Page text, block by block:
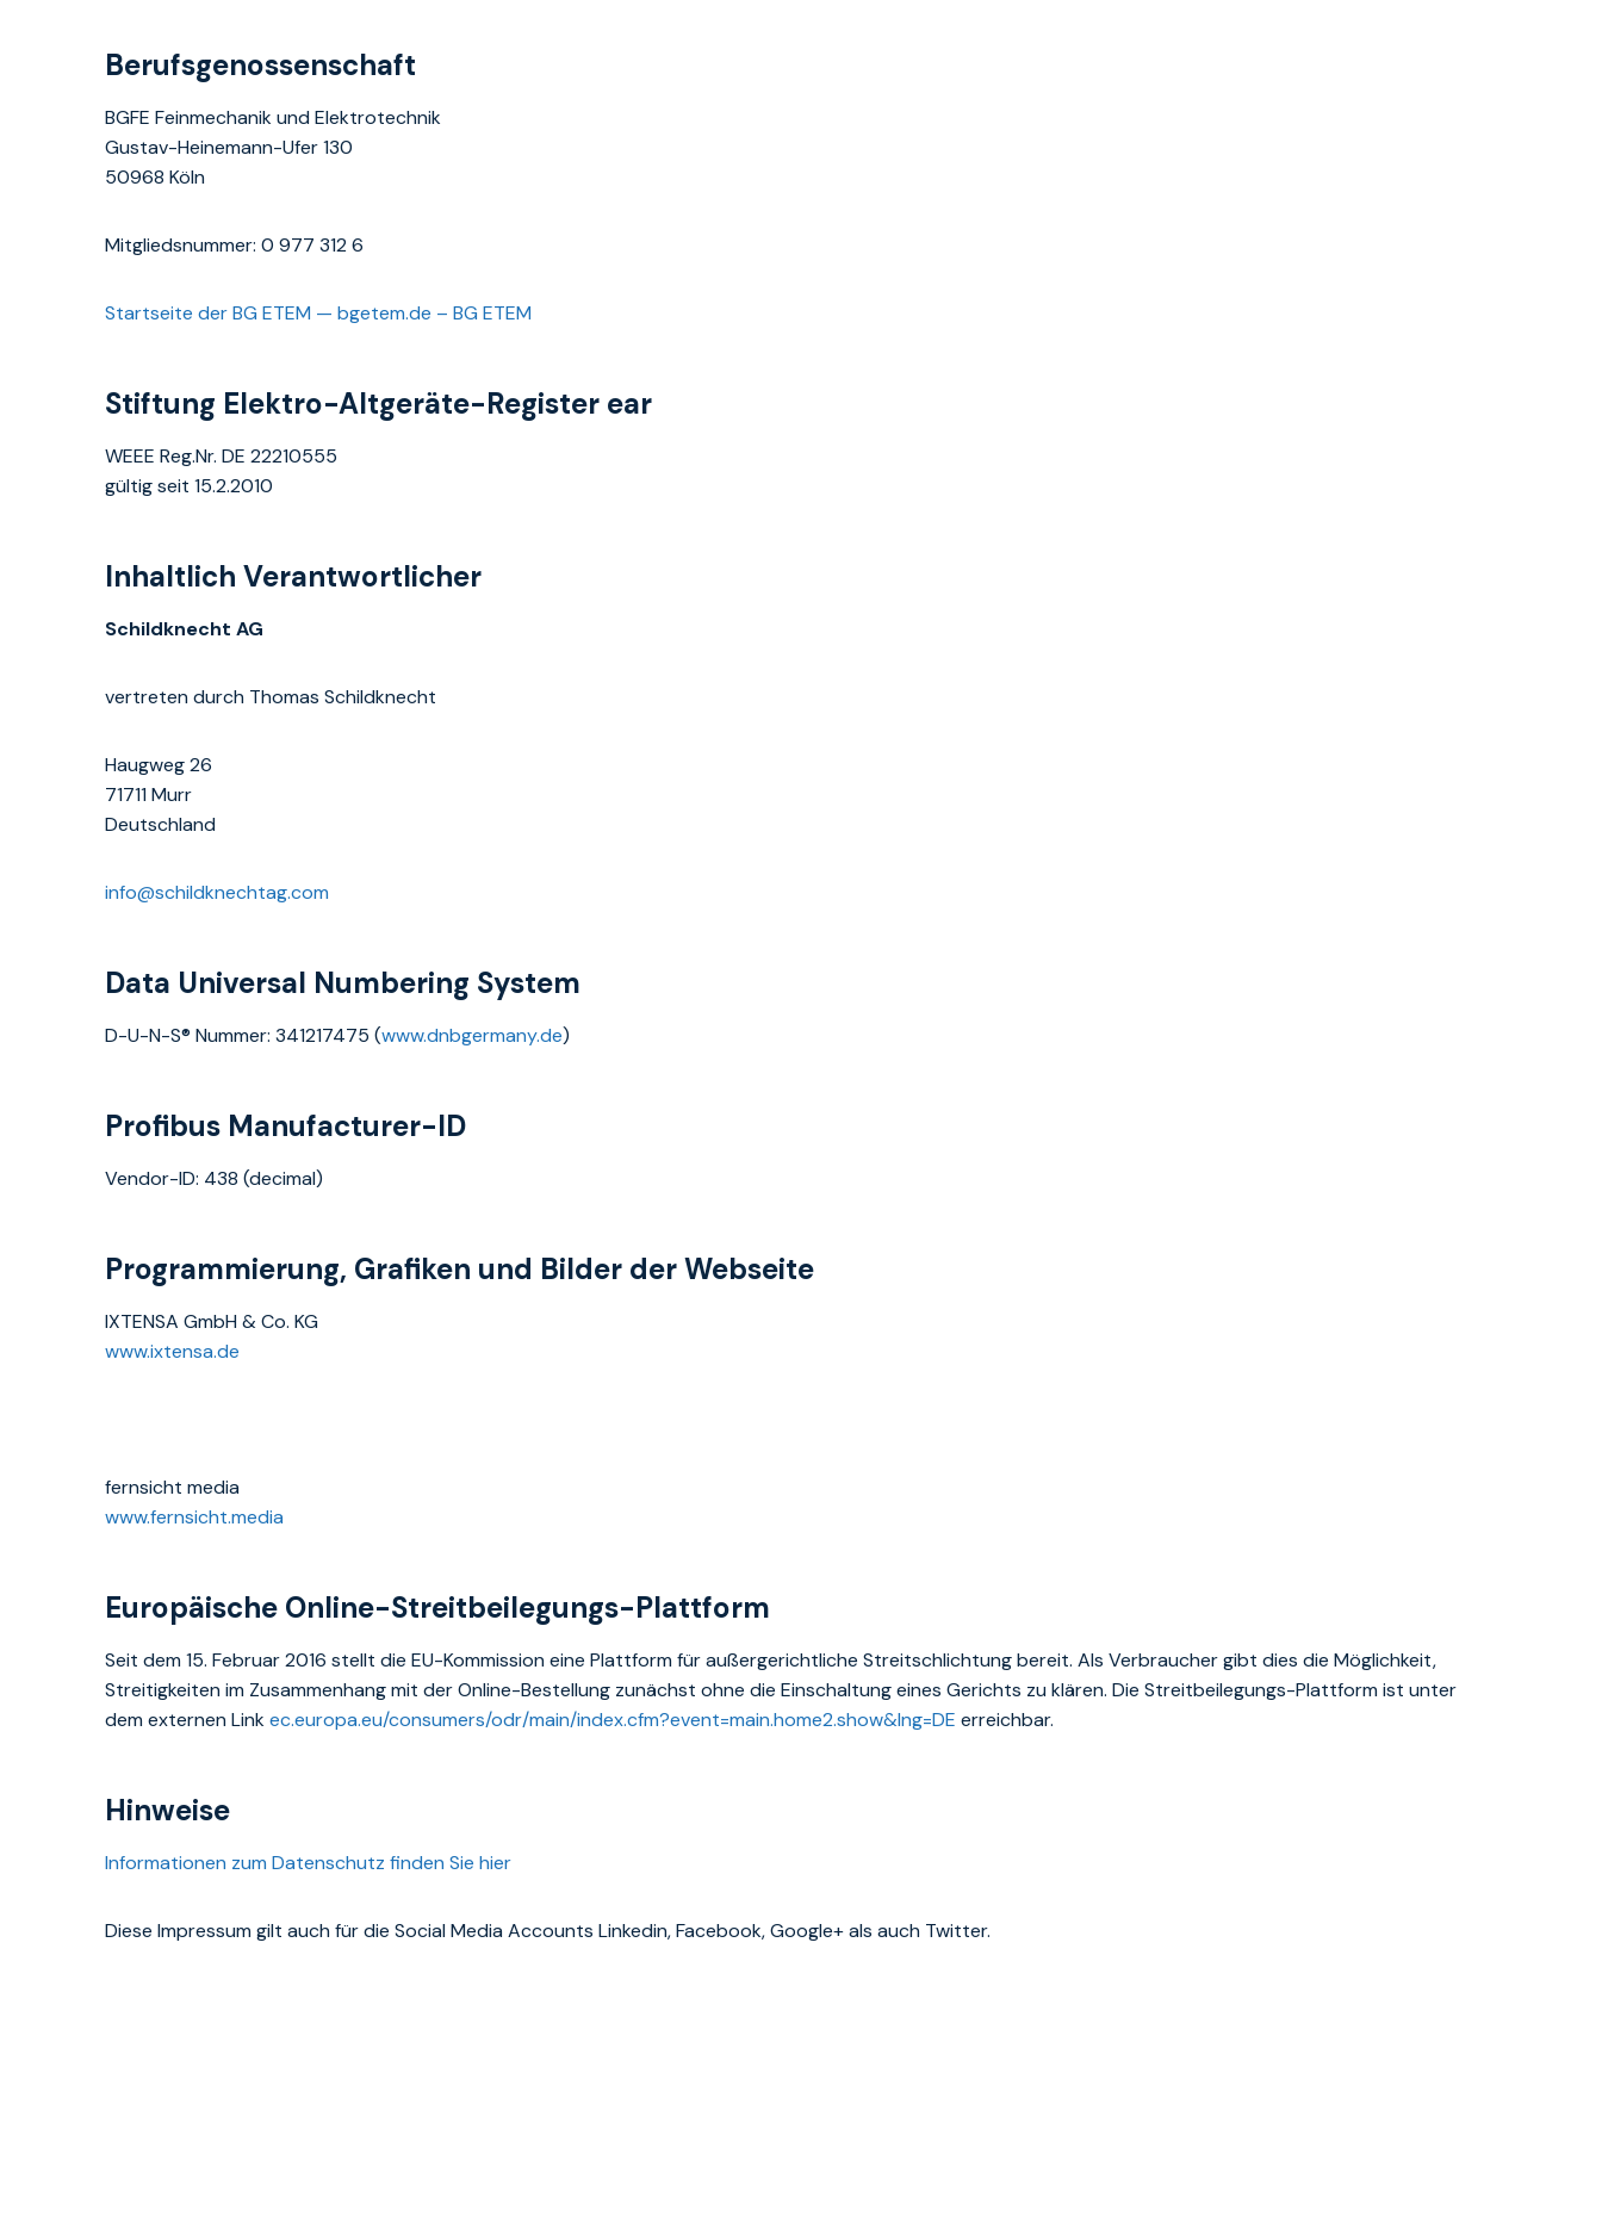
Berufsgenossenschaft
BGFE Feinmechanik und Elektrotechnik
Gustav-Heinemann-Ufer 130
50968 Köln
Mitgliedsnummer: 0 977 312 6
Startseite der BG ETEM — bgetem.de – BG ETEM
Stiftung Elektro-Altgeräte-Register ear
WEEE Reg.Nr. DE 22210555
gültig seit 15.2.2010
Inhaltlich Verantwortlicher
Schildknecht AG
vertreten durch Thomas Schildknecht
Haugweg 26
71711 Murr
Deutschland
info@schildknechtag.com
Data Universal Numbering System
D-U-N-S® Nummer: 341217475 (www.dnbgermany.de)
Profibus Manufacturer-ID
Vendor-ID: 438 (decimal)
Programmierung, Grafiken und Bilder der Webseite
IXTENSA GmbH & Co. KG
www.ixtensa.de
fernsicht media
www.fernsicht.media
Europäische Online-Streitbeilegungs-Plattform
Seit dem 15. Februar 2016 stellt die EU-Kommission eine Plattform für außergerichtliche Streitschlichtung bereit. Als Verbraucher gibt dies die Möglichkeit,
Streitigkeiten im Zusammenhang mit der Online-Bestellung zunächst ohne die Einschaltung eines Gerichts zu klären. Die Streitbeilegungs-Plattform ist unter
dem externen Linkec.europa.eu/consumers/odr/main/index.cfm?event=main.home2.show&lng=DE erreichbar.
Hinweise
Informationen zum Datenschutz finden Sie hier
Diese Impressum gilt auch für die Social Media Accounts Linkedin, Facebook, Google+ als auch Twitter.